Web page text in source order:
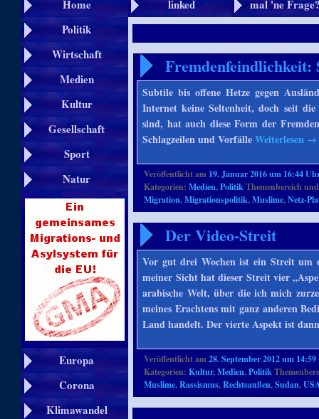
Home linked
mal 'ne
Politik
Wirtschaft
Medien
Kultur
Gesellschaft
Sport
Natur
Europa
Corona
Klimawandel
Subtile bis offene Hetze gegen
Internet keine Seltenheit, doch seit
sind, hat auch diese Form der
Schlagzeilen und VorfälleWeiterlesen →
Veröffentlicht am 19. Januar 2016 um 16:44
Kategorien:Medien,PolitikThemenbereich
Migration,Migrationspolitik,Muslime,Netz-
Der Video-Streit
Vor gut drei Wochen ist ein Streit um
meiner Sicht hat dieser Streit vier
arabische Welt, über die ich mich
meines Erachtens mit ganz anderen
Land handelt. Der vierte Aspekt ist
Veröffentlicht am28. September 2012 um
Kategorien:Kultur,Medien,Politik
Muslime,Rassismus,Rechtsaußen,Sudan,